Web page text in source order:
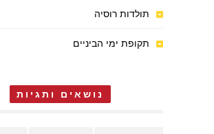
תולדות רוסיה
תקופת ימי הביניים
נושאים ותגיות